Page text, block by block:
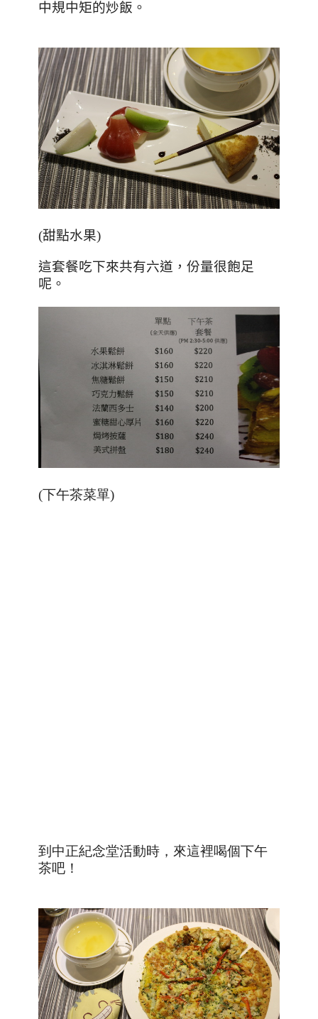
中規中矩的炒飯。
(甜點水果)
這套餐吃下來共有六道，份量很飽足
呢。
(下午茶菜單)
到中正紀念堂活動時，來這裡喝個下午
茶吧！